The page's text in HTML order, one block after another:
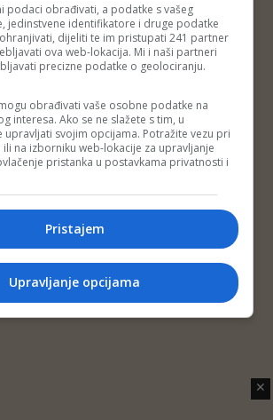
Avaz Gavrić
© 2014 Depo Portal
Marketing
Privatnost korisnika
O nama
✕
podaci obrađivati, a podatke s vašeg
jedinstvene identifikatore i druge podatke
dijeliti te im pristupati 241 partner
ova web-lokacija. Mi i naši partneri
precizne podatke o geolociranju.
obrađivati vaše osobne podatke na
interesa. Ako se ne slažete s tim, u
upravljati svojim opcijama. Potražite vezu pri
ili na izborniku web-lokacije za upravljanje
pristanka u postavkama privatnosti i
Pristajem
Upravljanje opcijama